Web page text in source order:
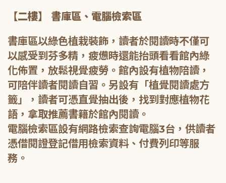
【二樓】 書庫區、電腦檢索區
書庫區以綠色植栽裝飾，讀者於閱讀時不僅可
以感受到芬多精，疲憊時還能抬頭看看館內綠
化佈置，放鬆視覺疲勞。館內設有植物陪讀，
可陪伴讀者閱讀自習。另設有「植覺閱讀處方
籤」，讀者可憑直覺抽出後，找到對應植物花
語，拿取推薦書籍於館內閱讀。
電腦檢索區設有網路檢索查詢電腦3台，供讀者
憑借閱證登記借用檢索資料、付費列印等服
務。